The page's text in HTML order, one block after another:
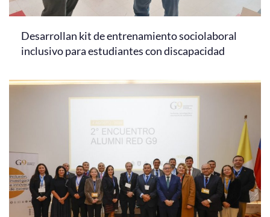
Desarrollan kit de entrenamiento sociolaboral
inclusivo para estudiantes con discapacidad